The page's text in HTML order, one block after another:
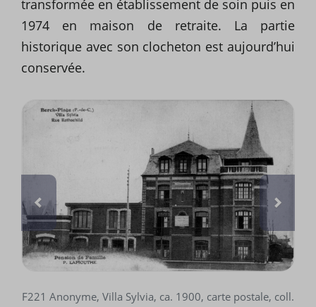
transformée en établissement de soin puis en
1974 en maison de retraite. La partie
historique avec son clocheton est aujourd’hui
conservée.
F221 Anonyme, Villa Sylvia, ca. 1900, carte postale, coll.